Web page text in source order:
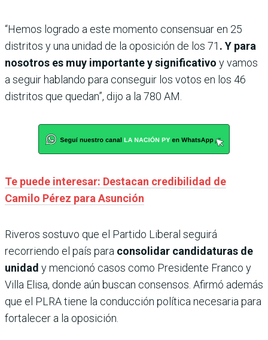
“Hemos logrado a este momento consensuar en 25
distritos y una unidad de la oposición de los 71 . Y para
nosotros es muy importante y significativo y vamos
a seguir hablando para conseguir los votos en los 46
distritos que quedan”, dijo a la 780 AM.
Te puede interesar: Destacan credibilidad de
Camilo Pérez para Asunción
Riveros sostuvo que el Partido Liberal seguirá
recorriendo el país para consolidar candidaturas de
unidad y mencionó casos como Presidente Franco y
Villa Elisa, donde aún buscan consensos. Afirmó además
que el PLRA tiene la conducción política necesaria para
fortalecer a la oposición.